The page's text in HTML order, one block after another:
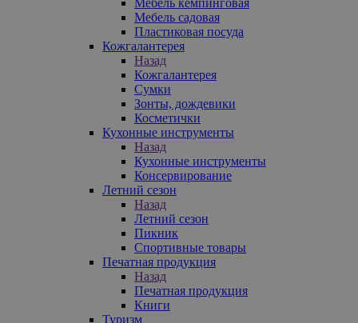
Мебель садовая
Пластиковая посуда
Кожгалантерея
Назад
Кожгалантерея
Сумки
Зонты, дождевики
Косметички
Кухонные инструменты
Назад
Кухонные инструменты
Консервирование
Летний сезон
Назад
Летний сезон
Пикник
Спортивные товары
Печатная продукция
Назад
Печатная продукция
Книги
Туризм